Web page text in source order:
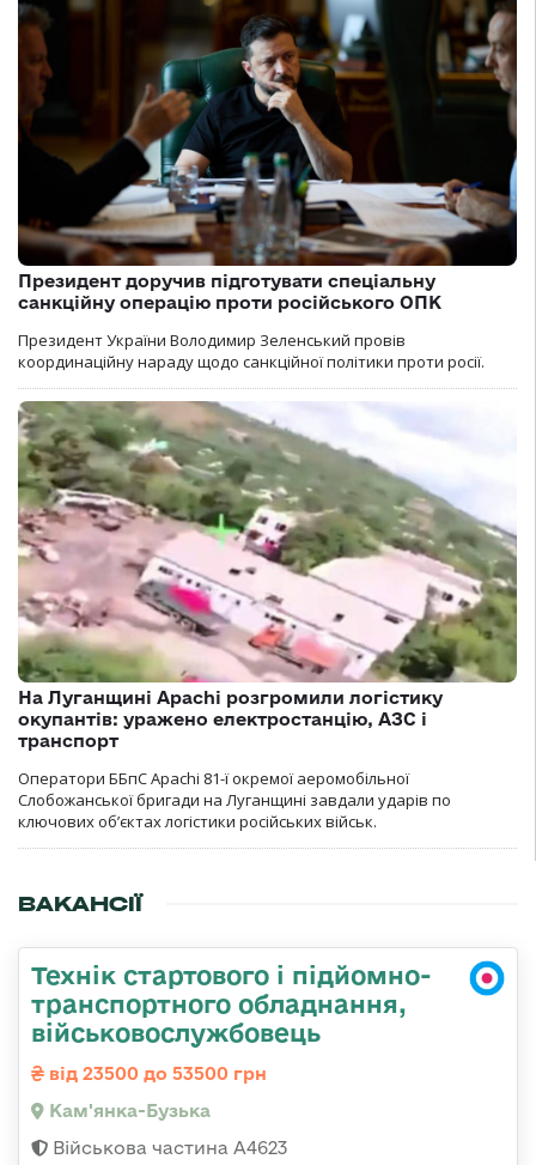
Президент доручив підготувати спеціальну
санкційну операцію проти російського ОПК
Президент України Володимир Зеленський провів
координаційну нараду щодо санкційної політики проти росії.
На Луганщині Apachi розгромили логістику
окупантів: уражено електростанцію, АЗС і
транспорт
Оператори ББпС Apachi 81-ї окремої аеромобільної
Слобожанської бригади на Луганщині завдали ударів по
ключових об’єктах логістики російських військ.
ВАКАНСІЇ
Технік стартового і підйомно-
транспортного обладнання,
військовослужбовець
від 23500 до 53500 грн
Кам'янка-Бузька
Військова частина А4623